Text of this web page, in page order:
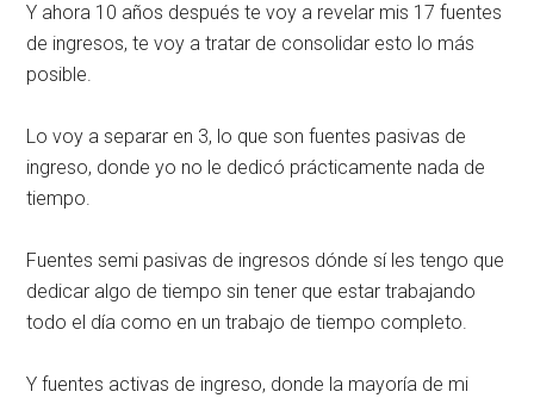
Y ahora 10 años después te voy a revelar mis 17 fuentes
de ingresos, te voy a tratar de consolidar esto lo más
posible.
Lo voy a separar en 3, lo que son fuentes pasivas de
ingreso, donde yo no le dedicó prácticamente nada de
tiempo.
Fuentes semi pasivas de ingresos dónde sí les tengo que
dedicar algo de tiempo sin tener que estar trabajando
todo el día como en un trabajo de tiempo completo.
Y fuentes activas de ingreso, donde la mayoría de mi